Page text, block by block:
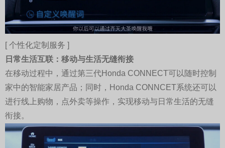
[ 个性化定制服务 ]
日常生活互联：移动与生活无缝衔接
在移动过程中，通过第三代Honda CONNECT可以随时控制
家中的智能家居产品；同时，Honda CONNCET系统还可以
进行线上购物，点外卖等操作，实现移动与日常生活的无缝
衔接。